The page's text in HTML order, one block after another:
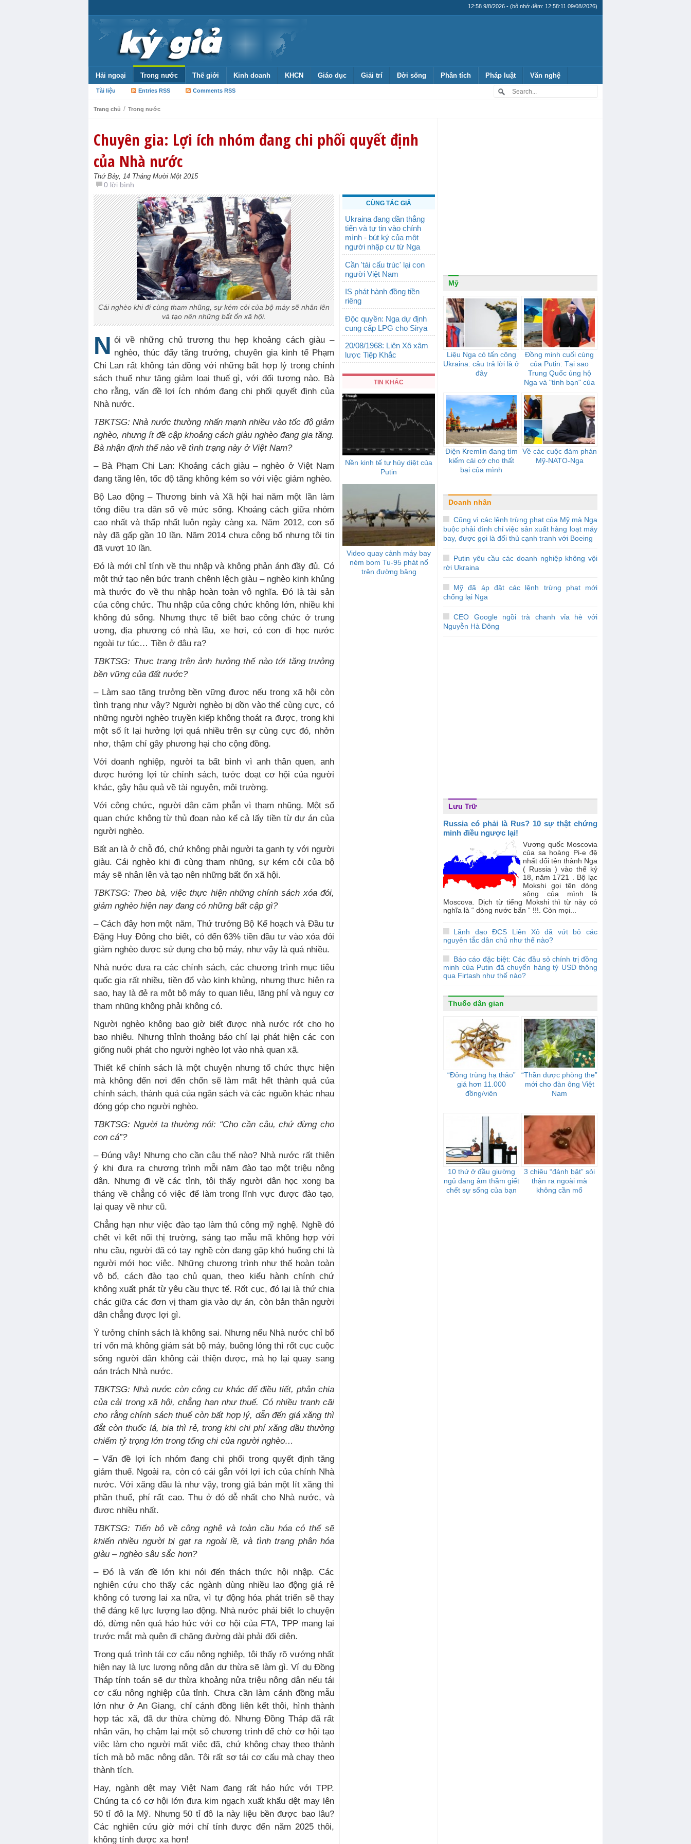
12:58 9/8/2026 - (bộ nhớ đệm: 12:58:11 09/08/2026)
Hải ngoại Trong nước Thế giới Kinh doanh KHCN Giáo dục Giải trí Đời sống Phân tích Pháp luật Văn nghệ
Tài liệu Entries RSS Comments RSS
Trang chủ / Trong nước
Chuyên gia: Lợi ích nhóm đang chi phối quyết định
của Nhà nước
Thứ Bảy, 14 Tháng Mười Một 2015
0 lời bình
Cái nghèo khi đi cùng tham nhũng, sự kém cỏi của bộ máy sẽ nhân lên
và tạo nên những bất ổn xã hội.
N ói về những chủ trương thu hẹp khoảng cách giàu –
nghèo, thúc đẩy tăng trưởng, chuyên gia kinh tế Phạm
Chi Lan rất không tán đồng với những bất hợp lý trong chính
sách thuế như tăng giảm loại thuế gì, với đối tượng nào. Bà
cho rằng, vấn đề lợi ích nhóm đang chi phối quyết định của
Nhà nước.
TBKTSG: Nhà nước thường nhấn mạnh nhiều vào tốc độ giảm
nghèo, nhưng ít đề cập khoảng cách giàu nghèo đang gia tăng.
Bà nhận định thế nào về tình trạng này ở Việt Nam?
– Bà Phạm Chi Lan: Khoảng cách giàu – nghèo ở Việt Nam
đang tăng lên, tốc độ tăng không kém so với việc giảm nghèo.
Bộ Lao động – Thương binh và Xã hội hai năm một lần làm
tổng điều tra dân số về mức sống. Khoảng cách giữa nhóm
cao nhất và thấp nhất luôn ngày càng xa. Năm 2012, con số
này đã gấp gần 10 lần. Năm 2014 chưa công bố nhưng tôi tin
đã vượt 10 lần.
Đó là mới chỉ tính về thu nhập và không phản ánh đầy đủ. Có
một thứ tạo nên bức tranh chênh lệch giàu – nghèo kinh khủng
mà thước đo về thu nhập hoàn toàn vô nghĩa. Đó là tài sản
của công chức. Thu nhập của công chức không lớn, nhiều khi
không đủ sống. Nhưng thực tế biết bao công chức ở trung
ương, địa phương có nhà lầu, xe hơi, có con đi học nước
ngoài tự túc… Tiền ở đâu ra?
TBKTSG: Thực trạng trên ảnh hưởng thế nào tới tăng trưởng
bền vững của đất nước?
– Làm sao tăng trưởng bền vững được nếu trong xã hội còn
tình trạng như vậy? Người nghèo bị dồn vào thế cùng cực, có
những người nghèo truyền kiếp không thoát ra được, trong khi
một số ít lại hưởng lợi quá nhiều trên sự cùng cực đó, nhởn
nhơ, thậm chí gây phương hại cho cộng đồng.
Với doanh nghiệp, người ta bất bình vì anh thân quen, anh
được hưởng lợi từ chính sách, tước đoạt cơ hội của người
khác, gây hậu quả về tài nguyên, môi trường.
Với công chức, người dân căm phẫn vì tham nhũng. Một số
quan chức không từ thủ đoạn nào kể cả lấy tiền từ dự án của
người nghèo.
Bất an là ở chỗ đó, chứ không phải người ta ganh tỵ với người
giàu. Cái nghèo khi đi cùng tham nhũng, sự kém cỏi của bộ
máy sẽ nhân lên và tạo nên những bất ổn xã hội.
TBKTSG: Theo bà, việc thực hiện những chính sách xóa đói,
giảm nghèo hiện nay đang có những bất cập gì?
– Cách đây hơn một năm, Thứ trưởng Bộ Kế hoạch và Đầu tư
Đặng Huy Đông cho biết, có đến 63% tiền đầu tư vào xóa đói
giảm nghèo được sử dụng cho bộ máy, như vậy là quá nhiều.
Nhà nước đưa ra các chính sách, các chương trình mục tiêu
quốc gia rất nhiều, tiền đổ vào kinh khủng, nhưng thực hiện ra
sao, hay là đẻ ra một bộ máy to quan liêu, lãng phí và nguy cơ
tham nhũng không phải không có.
Người nghèo không bao giờ biết được nhà nước rót cho họ
bao nhiêu. Nhưng thỉnh thoảng báo chí lại phát hiện các con
giống nuôi phát cho người nghèo lọt vào nhà quan xã.
Thiết kế chính sách là một chuyện nhưng tổ chức thực hiện
mà không đến nơi đến chốn sẽ làm mất hết thành quả của
chính sách, thành quả của ngân sách và các nguồn khác nhau
đóng góp cho người nghèo.
TBKTSG: Người ta thường nói: “Cho cần câu, chứ đừng cho
con cá”?
– Đúng vậy! Nhưng cho cần câu thế nào? Nhà nước rất thiện
ý khi đưa ra chương trình mỗi năm đào tạo một triệu nông
dân. Nhưng đi về các tỉnh, tôi thấy người dân học xong ba
tháng về chẳng có việc để làm trong lĩnh vực được đào tạo,
lại quay về như cũ.
Chẳng hạn như việc đào tạo làm thủ công mỹ nghệ. Nghề đó
chết vì kết nối thị trường, sáng tạo mẫu mã không hợp với
nhu cầu, người đã có tay nghề còn đang gặp khó huống chi là
người mới học việc. Những chương trình như thế hoàn toàn
vô bổ, cách đào tạo chủ quan, theo kiểu hành chính chứ
không xuất phát từ yêu cầu thực tế. Rốt cục, đó lại là thứ chia
chác giữa các đơn vị tham gia vào dự án, còn bản thân người
dân chẳng được lợi gì.
Ý tưởng chính sách là không sai. Nhưng nếu Nhà nước chỉ bố
trí vốn mà không giám sát bộ máy, buông lỏng thì rốt cục cuộc
sống người dân không cải thiện được, mà họ lại quay sang
oán trách Nhà nước.
TBKTSG: Nhà nước còn công cụ khác để điều tiết, phân chia
của cải trong xã hội, chẳng hạn như thuế. Có nhiều tranh cãi
cho rằng chính sách thuế còn bất hợp lý, dẫn đến giá xăng thì
đắt còn thuốc lá, bia thì rẻ, trong khi chi phí xăng dầu thường
chiếm tỷ trọng lớn trong tổng chi của người nghèo…
– Vấn đề lợi ích nhóm đang chi phối trong quyết định tăng
giảm thuế. Ngoài ra, còn có cái gắn với lợi ích của chính Nhà
nước. Với xăng dầu là như vậy, trong giá bán một lít xăng thì
phần thuế, phí rất cao. Thu ở đó dễ nhất cho Nhà nước, và
được nhiều nhất.
TBKTSG: Tiến bộ về công nghệ và toàn cầu hóa có thể sẽ
khiến nhiều người bị gạt ra ngoài lề, và tình trạng phân hóa
giàu – nghèo sâu sắc hơn?
– Đó là vấn đề lớn khi nói đến thách thức hội nhập. Các
nghiên cứu cho thấy các ngành dùng nhiều lao động giá rẻ
không có tương lai xa nữa, vì tự động hóa phát triển sẽ thay
thế đáng kể lực lượng lao động. Nhà nước phải biết lo chuyện
đó, đừng nên quá háo hức với cơ hội của FTA, TPP mang lại
trước mắt mà quên đi chặng đường dài phải đối diện.
Trong quá trình tái cơ cấu nông nghiệp, tôi thấy rõ vướng nhất
hiện nay là lực lượng nông dân dư thừa sẽ làm gì. Ví dụ Đồng
Tháp tính toán sẽ dư thừa khoảng nửa triệu nông dân nếu tái
cơ cấu nông nghiệp của tỉnh. Chưa cần làm cánh đồng mẫu
lớn như ở An Giang, chỉ cánh đồng liên kết thôi, hình thành
hợp tác xã, đã dư thừa chừng đó. Nhưng Đồng Tháp đã rất
nhân văn, họ chậm lại một số chương trình để chờ cơ hội tạo
việc làm cho người mất việc đã, chứ không chạy theo thành
tích mà bỏ mặc nông dân. Tôi rất sợ tái cơ cấu mà chạy theo
thành tích.
Hay, ngành dệt may Việt Nam đang rất háo hức với TPP.
Chúng ta có cơ hội lớn đưa kim ngạch xuất khẩu dệt may lên
50 tỉ đô la Mỹ. Nhưng 50 tỉ đô la này liệu bền được bao lâu?
Các nghiên cứu giờ mới chỉ tính được đến năm 2025 thôi,
không tính được xa hơn!
CÙNG TÁC GIẢ
Ukraina đang dần thẳng
tiến và tự tin vào chính
mình - bút ký của một
người nhập cư từ Nga
Cần 'tái cấu trúc' lại con
người Việt Nam
IS phát hành đồng tiền
riêng
Độc quyền: Nga dự định
cung cấp LPG cho Sirya
20/08/1968: Liên Xô xâm
lược Tiệp Khắc
TIN KHÁC
Nền kinh tế tự hủy diệt của
Putin
Video quay cảnh máy bay
ném bom Tu-95 phát nổ
trên đường băng
Mỹ
Liệu Nga có tấn công
Ukraina: câu trả lời là ở
đây
Đồng minh cuối cùng
của Putin: Tại sao
Trung Quốc ủng hộ
Nga và "tình bạn" của
Điện Kremlin đang tìm
kiếm cái cớ cho thất
bại của mình
Về các cuộc đàm phán
Mỹ-NATO-Nga
Doanh nhân
Cũng vì các lệnh trừng phạt của Mỹ mà Nga
buộc phải đình chỉ việc sản xuất hàng loạt máy
bay, được gọi là đối thủ cạnh tranh với Boeing
Putin yêu cầu các doanh nghiệp không vội
rời Ukraina
Mỹ đã áp đặt các lệnh trừng phạt mới
chống lại Nga
CEO Google ngồi trà chanh vỉa hè với
Nguyễn Hà Đông
Lưu Trữ
Russia có phải là Rus? 10 sự thật chứng
minh điều ngược lại!
Vương quốc Moscovia
của sa hoàng Pi-e đệ
nhất đổi tên thành Nga
( Russia ) vào thế kỷ
18, năm 1721 . Bộ lạc
Mokshi gọi tên dòng
sông của mình là
Moscova. Dịch từ tiếng Mokshi thì từ này có
nghĩa là “ dòng nước bẩn “ !!!. Còn mọi...
Lãnh đạo ĐCS Liên Xô đã vứt bỏ các
nguyên tắc dân chủ như thế nào?
Báo cáo đặc biệt: Các đầu sỏ chính trị đồng
minh của Putin đã chuyển hàng tỷ USD thông
qua Firtash như thế nào?
Thuốc dân gian
“Đông trùng hạ thảo”
giá hơn 11.000
đồng/viên
“Thần dược phòng the”
mới cho đàn ông Việt
Nam
10 thứ ở đầu giường
ngủ đang âm thầm giết
chết sự sống của bạn
3 chiêu “đánh bật” sỏi
thận ra ngoài mà
không cần mổ